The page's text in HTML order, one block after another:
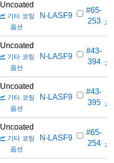
Uncoated
기타 코팅
옵션
N-LASF9
#65-
253 가
Uncoated
기타 코팅
옵션
N-LASF9
#43-
394 가
Uncoated
기타 코팅
옵션
N-LASF9
#43-
395 가
Uncoated
기타 코팅
옵션
N-LASF9
#65-
254 가